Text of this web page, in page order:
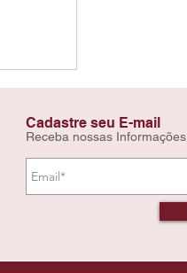
Cadastre seu E-mail
Receba nossas Informações